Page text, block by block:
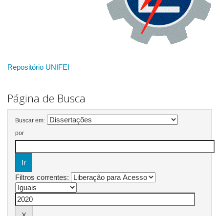
Repositório UNIFEI
Página de Busca
Buscar em:
por
Filtros correntes: